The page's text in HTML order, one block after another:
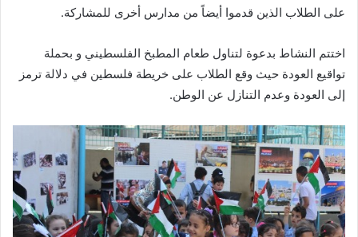
على الطلاب الذين قدموا أيضاً من مدارس أخرى للمشاركة.
اختتم النشاط بدعوة لتناول طعام المطبخ الفلسطيني و بحملة
تواقيع العودة حيث وقع الطلاب على خريطة فلسطين في دلالة ترمز
إلى العودة وعدم التنازل عن الوطن.